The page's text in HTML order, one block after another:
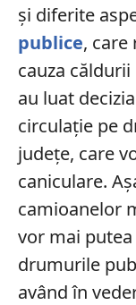
și diferite
publice, care
cauza
au luat
circulație pe
județe, care
caniculare.
camioanelor
vor mai
drumurile
având în